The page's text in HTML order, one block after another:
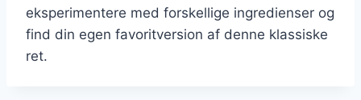
eksperimentere med forskellige ingredienser og
find din egen favoritversion af denne klassiske
ret.